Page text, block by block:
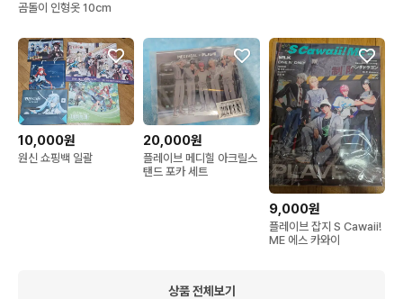
곰돌이 인형옷 10cm
10,000원
원신 쇼핑백 일괄
20,000원
플레이브 메디힐 아크릴스
탠드 포카 세트
9,000원
플레이브 잡지 S Cawaii!
ME 에스 카와이
상품 전체보기